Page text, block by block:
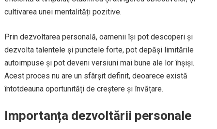
cultivarea unei mentalități pozitive.
Prin dezvoltarea personală, oamenii își pot descoperi și
dezvolta talentele și punctele forte, pot depăși limitările
autoimpuse și pot deveni versiuni mai bune ale lor înșiși.
Acest proces nu are un sfârșit definit, deoarece există
întotdeauna oportunități de creștere și învățare.
Importanța dezvoltării personale